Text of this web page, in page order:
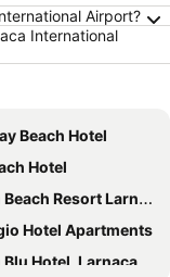
Airport?
International
Beach Hotel
Hotel
Resort Larnaca
Hotel Apartments
Hotel, Larnaca